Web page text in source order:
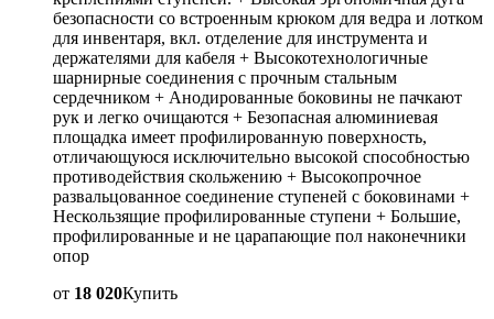
безопасности со встроенным крюком для ведра и лотком
для инвентаря, вкл. отделение для инструмента и
держателями для кабеля + Высокотехнологичные
шарнирные соединения с прочным стальным
сердечником + Анодированные боковины не пачкают
рук и легко очищаются + Безопасная алюминиевая
площадка имеет профилированную поверхность,
отличающуюся исключительно высокой способностью
противодействия скольжению + Высокопрочное
развальцованное соединение ступеней с боковинами +
Нескользящие профилированные ступени + Большие,
профилированные и не царапающие пол наконечники
опор
от 18 020Купить